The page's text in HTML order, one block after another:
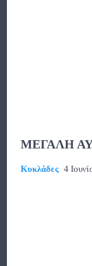
ΜΕΓΑΛΗ
Κυκλάδες 4